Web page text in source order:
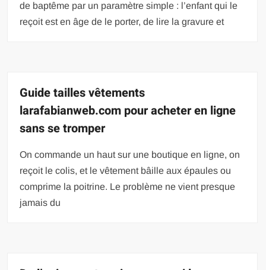
de baptême par un paramètre simple : l’enfant qui le
reçoit est en âge de le porter, de lire la gravure et
Guide tailles vêtements
larafabianweb.com pour acheter en ligne
sans se tromper
On commande un haut sur une boutique en ligne, on
reçoit le colis, et le vêtement bâille aux épaules ou
comprime la poitrine. Le problème ne vient presque
jamais du